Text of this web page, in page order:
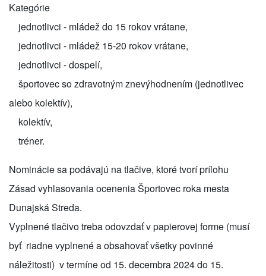
Kategórie
jednotlivci - mládež do 15 rokov vrátane,
jednotlivci - mládež 15-20 rokov vrátane,
jednotlivci - dospelí,
športovec so zdravotným znevýhodnením (jednotlivec
alebo kolektív),
kolektív,
tréner.
Nominácie sa podávajú na tlačive, ktoré tvorí prílohu
Zásad vyhlasovania ocenenia Športovec roka mesta
Dunajská Streda.
Vyplnené tlačivo treba odovzdať v papierovej forme (musí
byť riadne vyplnené a obsahovať všetky povinné
náležitosti) v termíne od 15. decembra 2024 do 15.